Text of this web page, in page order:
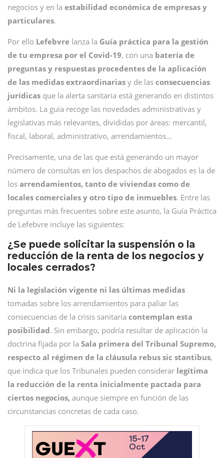
negocios y en la estabilidad económica de empresas y
particulares.
Por ello Lefebvre lanza la Guía práctica para la gestión
de tu empresa por el Covid-19, con una batería de
preguntas y respuestas procedentes de la aplicación
de las medidas extraordinarias y de las consecuencias
jurídicas que la alerta sanitaria está generando en distintos
ámbitos. La guía recoge las novedades administrativas y
legislativas más relevantes, divididas por áreas: mercantil,
fiscal, laboral, administrativo, arrendamientos…
Precisamente, una de las que está generando un mayor
número de consultas en los despachos de abogados es la de
los arrendamientos, tanto de viviendas como de
locales comerciales y otro tipo de inmuebles. Entre las
preguntas más frecuentes sobre este asunto, la Guía Práctica
de Lefebvre incluye las siguientes:
¿Se puede solicitar la suspensión o la
reducción de la renta de los negocios y
locales cerrados?
Ni la legislación vigente ni las últimas medidas
tomadas sobre los arrendamientos para paliar las
consecuencias de la crisis sanitaria contemplan esta
posibilidad. Sin embargo, podría resultar de aplicación la
doctrina fijada por la Sala primera del Tribunal Supremo,
respecto al régimen de la cláusula rebus sic stantibus,
que indica que los Tribunales pueden considerar legítima
la reducción de la renta inicialmente pactada para
ciertos negocios, aunque siempre en función de las
circunstancias concretas de cada caso.